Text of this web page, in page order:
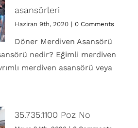
asansörleri
Haziran 9th, 2020 | 0 Comments
Döner Merdiven Asansörü
nedir? Eğimli merdiven
merdiven asansörü veya
35.735.1100 Poz No